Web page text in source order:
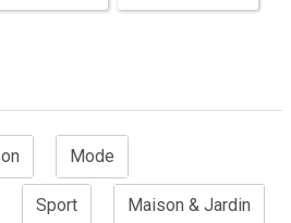
Mode
Sport Maison & Jardin